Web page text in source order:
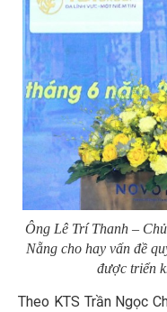
Ông Lê Trí Thanh –
Nẵng cho hay vấn đề
được triển
Theo KTS Trần Ngọc